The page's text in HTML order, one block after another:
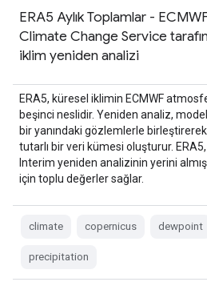
ERA5 Aylık Toplamlar -
Climate Change Service
iklim yeniden analizi
ERA5, küresel iklimin ECMWF
beşinci neslidir. Yeniden analiz,
bir yanındaki gözlemlerle
tutarlı bir veri kümesi oluşturur.
Interim yeniden analizinin yerini
için toplu değerler sağlar.
climate copernicus dewpoint
precipitation